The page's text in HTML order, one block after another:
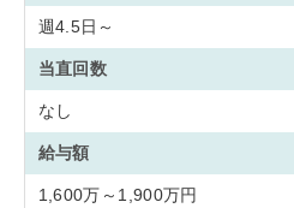
週4.5日～
当直回数
なし
給与額
1,600万～1,900万円